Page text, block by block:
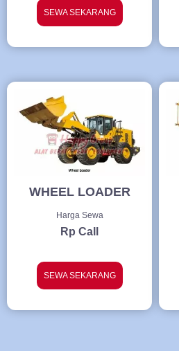
SEWA SEKARANG
WHEEL LOADER
Harga Sewa
Rp Call
SEWA SEKARANG